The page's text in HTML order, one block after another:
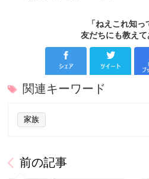
「ねえこれ知っ
友だちにも教えて
関連キーワード
家族
前の記事